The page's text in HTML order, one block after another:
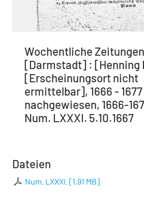
Wochentliche
[Darmstadt] : [Henning
[Erscheinungsort nicht
ermittelbar], 1666 - 1677
nachgewiesen, 1666-
Num. LXXXI. 5.10.1667
Dateien
Num. LXXXI. [1,91 MB]